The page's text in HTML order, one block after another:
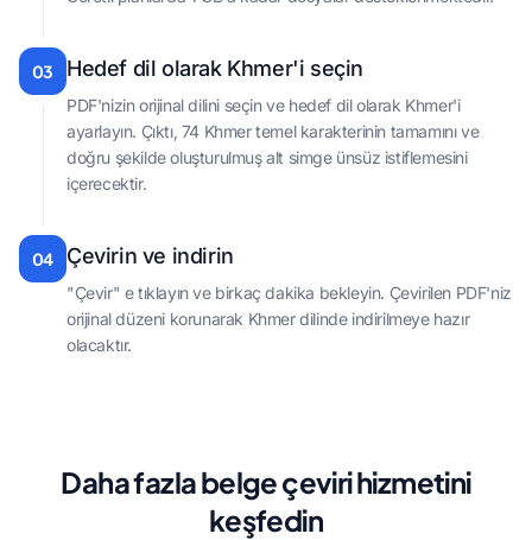
03 Hedef dil olarak Khmer'i seçin
PDF'nizin orijinal dilini seçin ve hedef dil olarak Khmer'i
ayarlayın. Çıktı, 74 Khmer temel karakterinin tamamını ve
doğru şekilde oluşturulmuş alt simge ünsüz istiflemesini
içerecektir.
04 Çevirin ve indirin
"Çevir" e tıklayın ve birkaç dakika bekleyin. Çevirilen PDF'niz
orijinal düzeni korunarak Khmer dilinde indirilmeye hazır
olacaktır.
Daha fazla belge çeviri hizmetini
keşfedin